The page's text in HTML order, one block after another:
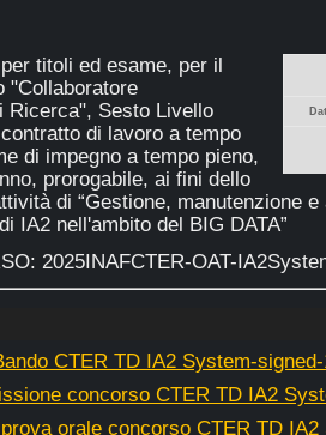
titoli ed esame, per il
"Collaboratore
Ricerca", Sesto Livello
di lavoro a tempo
di impegno a tempo pieno,
prorogabile, ai fini dello
di “Gestione, manutenzione e
IA2 nell'ambito del BIG DATA”
2025INAFCTER-OAT-
CTER TD IA2 System-
concorso CTER TD IA2
orale concorso CTER TD IA2